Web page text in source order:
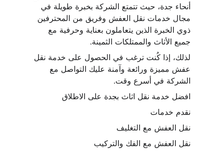
أنحاء جدة، حيث تتمتع الشركة بخبرة طويلة في
مجال خدمات نقل العفش وفريق من المحترفين
ذوي الخبرة الذين يتعاملون بعناية وحرفية مع
جميع الأثاث والممتلكات الثمينة.
لذلك، إذا كُنت ترغب في الحصول على خدمة نقل
عفش مميزة ورائعة وآمنة عليك التواصل مع
الشركة في أسرع وقت.
افضل خدمة نقل اثاث بجدة على الاطلاق
نقدم خدمات
نقل العفش مع التغليف
نقل العفش مع الفك والتركيب